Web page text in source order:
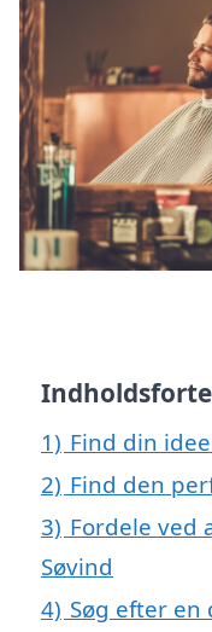
1) Find din
2) Find den
3) Fordele ved
Søvind
4) Søg efter en